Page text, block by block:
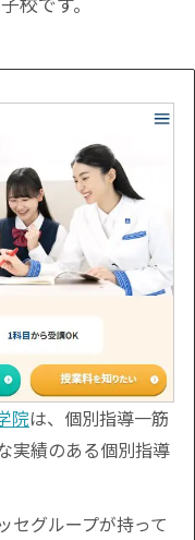
院は、個別指導一筋
実績のある個別指導
セグループが持って